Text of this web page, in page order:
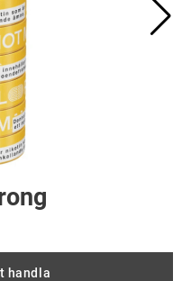
handla